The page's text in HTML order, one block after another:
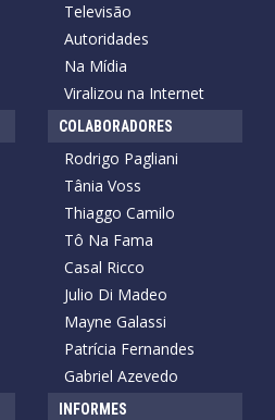
Televisão
Autoridades
Na Mídia
Viralizou na Internet
COLABORADORES
Rodrigo Pagliani
Tânia Voss
Thiaggo Camilo
Tô Na Fama
Casal Ricco
Julio Di Madeo
Mayne Galassi
Patrícia Fernandes
Gabriel Azevedo
INFORMES